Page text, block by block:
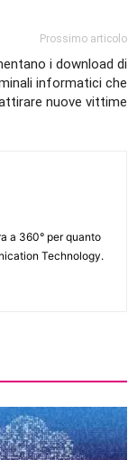
Prossimo articolo
i download di
informatici che
nuove vittime
a 360° per quanto
Technology.